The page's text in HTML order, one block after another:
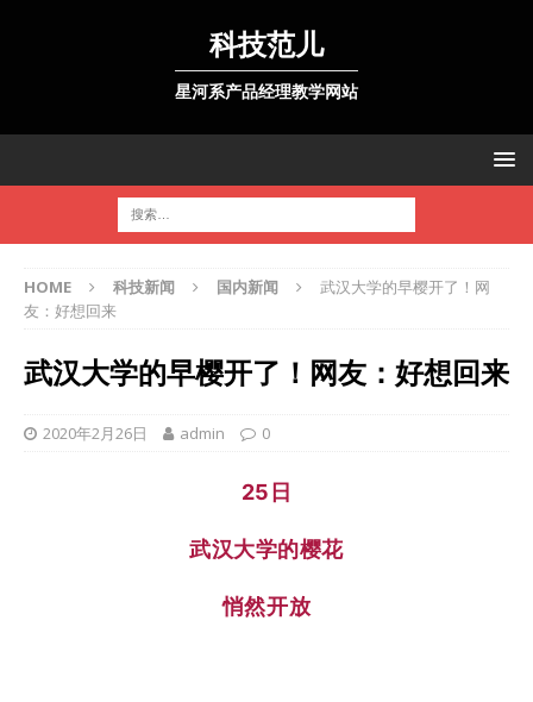
科技范儿
星河系产品经理教学网站
HOME 科技新闻 国内新闻
武汉大学的早樱开了！网
友：好想回来
武汉大学的早樱开了！网友：好想回来
2020年2月26日 admin 0
25日
武汉大学的樱花
悄然开放